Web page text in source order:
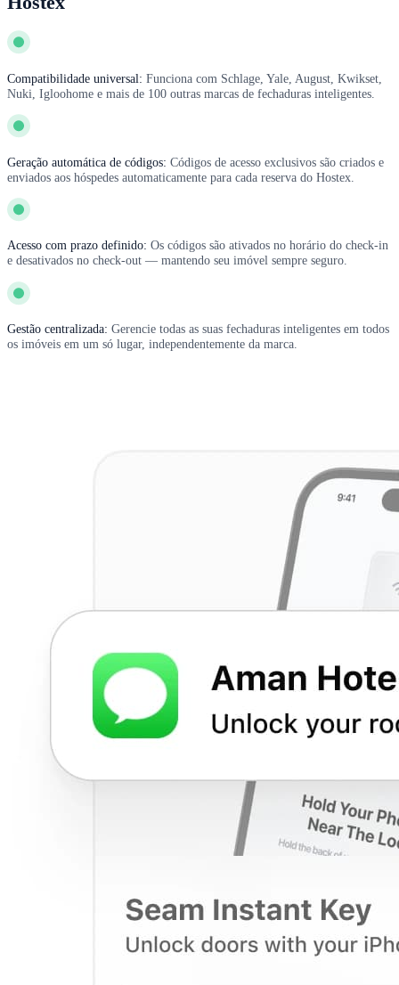
Compatibilidade universal: Funciona com Schlage, Yale, August, Kwikset,
Nuki, Igloohome e mais de 100 outras marcas de fechaduras inteligentes.
Geração automática de códigos: Códigos de acesso exclusivos são criados e
enviados aos hóspedes automaticamente para cada reserva do Hostex.
Acesso com prazo definido: Os códigos são ativados no horário do check-in
e desativados no check-out — mantendo seu imóvel sempre seguro.
Gestão centralizada: Gerencie todas as suas fechaduras inteligentes em todos
os imóveis em um só lugar, independentemente da marca.